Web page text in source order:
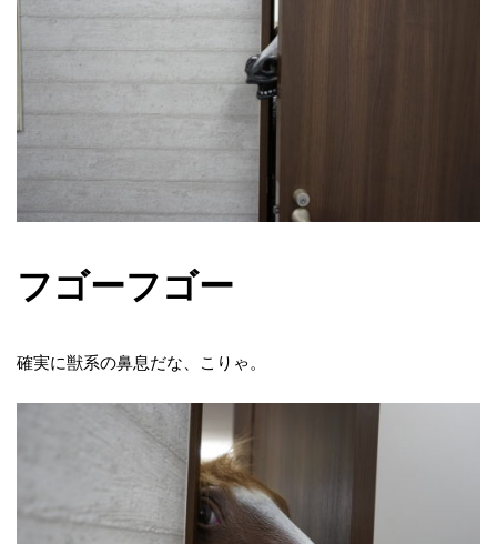
フゴーフゴー
確実に獣系の鼻息だな、こりゃ。